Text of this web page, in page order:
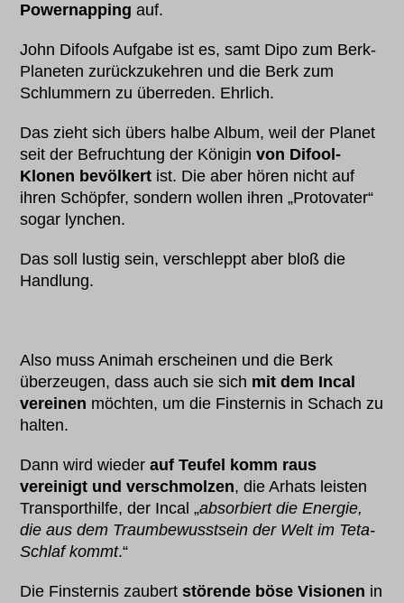
Powernapping auf.
John Difools Aufgabe ist es, samt Dipo zum Berk-
Planeten zurückzukehren und die Berk zum
Schlummern zu überreden. Ehrlich.
Das zieht sich übers halbe Album, weil der Planet
seit der Befruchtung der Königinvon Difool-
Klonen bevölkert ist. Die aber hören nicht auf
ihren Schöpfer, sondern wollen ihren „Protovater“
sogar lynchen.
Das soll lustig sein, verschleppt aber bloß die
Handlung.
Also muss Animah erscheinen und die Berk
überzeugen, dass auch sie sich mit dem Incal
vereinen möchten, um die Finsternis in Schach zu
halten.
Dann wird wiederauf Teufel komm raus
vereinigt und verschmolzen, die Arhats leisten
Transporthilfe, der Incal „absorbiert die Energie,
die aus dem Traumbewusstsein der Welt im Teta-
Schlaf kommt.“
Die Finsternis zaubertstörende böse Visionen in